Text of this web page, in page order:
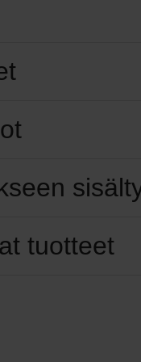
tuotteet